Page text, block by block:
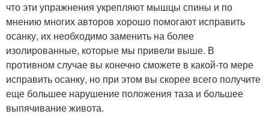
что эти упражнения укрепляют мышцы спины и по
мнению многих авторов хорошо помогают исправить
осанку, их необходимо заменить на более
изолированные, которые мы привели выше. В
противном случае вы конечно сможете в какой-то мере
исправить осанку, но при этом вы скорее всего получите
еще большее нарушение положения таза и большее
выпячивание живота.